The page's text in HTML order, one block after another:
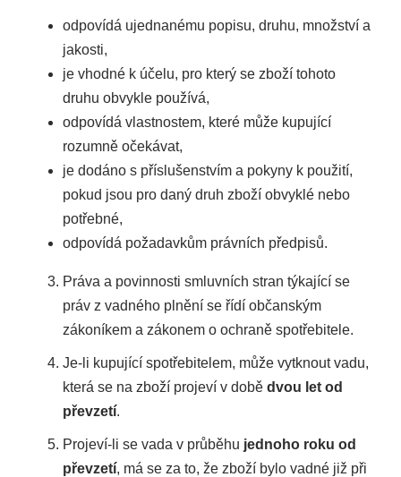
odpovídá ujednanému popisu, druhu, množství a
jakosti,
je vhodné k účelu, pro který se zboží tohoto
druhu obvykle používá,
odpovídá vlastnostem, které může kupující
rozumně očekávat,
je dodáno s příslušenstvím a pokyny k použití,
pokud jsou pro daný druh zboží obvyklé nebo
potřebné,
odpovídá požadavkům právních předpisů.
Práva a povinnosti smluvních stran týkající se
práv z vadného plnění se řídí občanským
zákoníkem a zákonem o ochraně spotřebitele.
Je-li kupující spotřebitelem, může vytknout vadu,
která se na zboží projeví v době dvou let od
převzetí.
Projeví-li se vada v průběhu jednoho roku od
převzetí, má se za to, že zboží bylo vadné již při